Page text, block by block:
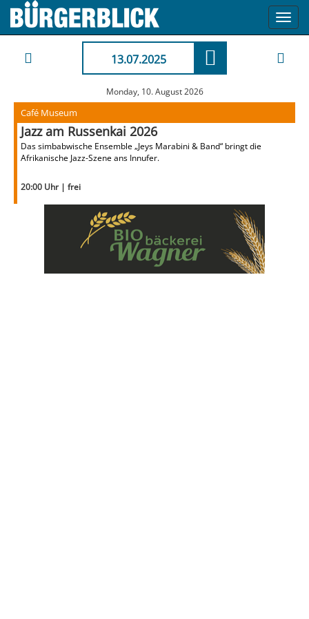
13.07.2025
Monday, 10. August 2026
Café Museum
Jazz am Russenkai 2026
Das simbabwische Ensemble „Jeys Marabini & Band“ bringt die
Afrikanische Jazz-Szene ans Innufer.
20:00 Uhr | frei